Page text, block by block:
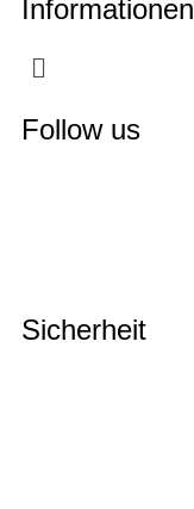
Informationen
Follow us
Sicherheit